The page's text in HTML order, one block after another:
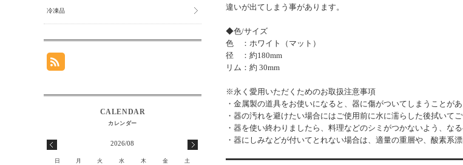
違いが出てしまう事があります。
◆色/サイズ
色 ：ホワイト（マット）
径 ：約180mm
リム：約 30mm
※永く愛用いただくためのお取扱注意事項
・金属製の道具をお使いになると、器に傷がついてしまうことがあ
・器の汚れを避けたい場合にはご使用前に水に濡らした後拭いて
・器を使い終わりましたら、料理などのシミがつかないよう、な
・器にしみなどが付いてとれない場合は、適量の重層や、酸素系
冷凍品
2026/08
日 月 火 水 木 金
土